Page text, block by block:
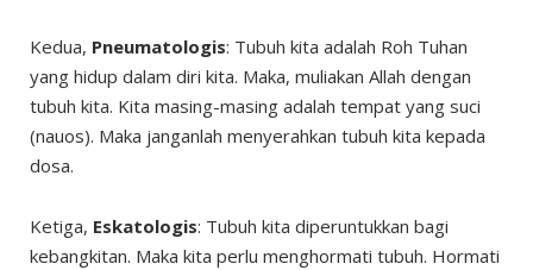
Kedua, Pneumatologis: Tubuh kita adalah Roh Tuhan
yang hidup dalam diri kita. Maka, muliakan Allah dengan
tubuh kita. Kita masing-masing adalah tempat yang suci
(nauos). Maka janganlah menyerahkan tubuh kita kepada
dosa.
Ketiga, Eskatologis: Tubuh kita diperuntukkan bagi
kebangkitan. Maka kita perlu menghormati tubuh. Hormati